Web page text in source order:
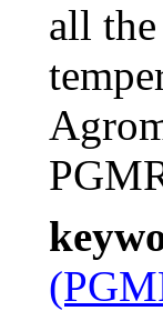
all